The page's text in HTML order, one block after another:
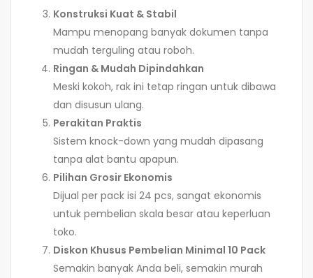
Konstruksi Kuat & Stabil
Mampu menopang banyak dokumen tanpa
mudah terguling atau roboh.
Ringan & Mudah Dipindahkan
Meski kokoh, rak ini tetap ringan untuk dibawa
dan disusun ulang.
Perakitan Praktis
Sistem knock-down yang mudah dipasang
tanpa alat bantu apapun.
Pilihan Grosir Ekonomis
Dijual per pack isi 24 pcs, sangat ekonomis
untuk pembelian skala besar atau keperluan
toko.
Diskon Khusus Pembelian Minimal 10 Pack
Semakin banyak Anda beli, semakin murah